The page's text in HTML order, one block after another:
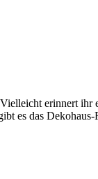
erinnert
es das